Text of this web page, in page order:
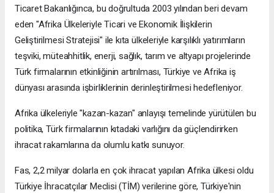
Ticaret Bakanlığınca, bu doğrultuda 2003 yılından beri devam
eden "Afrika Ülkeleriyle Ticari ve Ekonomik İlişkilerin
Geliştirilmesi Stratejisi" ile kıta ülkeleriyle karşılıklı yatırımların
teşviki, müteahhitlik, enerji, sağlık, tarım ve altyapı projelerinde
Türk firmalarının etkinliğinin artırılması, Türkiye ve Afrika iş
dünyası arasında işbirliklerinin derinleştirilmesi hedefleniyor.
Afrika ülkeleriyle "kazan-kazan" anlayışı temelinde yürütülen bu
politika, Türk firmalarının kıtadaki varlığını da güçlendirirken
ihracat rakamlarına da olumlu katkı sunuyor.
Fas, 2,2 milyar dolarla en çok ihracat yapılan Afrika ülkesi oldu
Türkiye İhracatçılar Meclisi (TİM) verilerine göre, Türkiye'nin